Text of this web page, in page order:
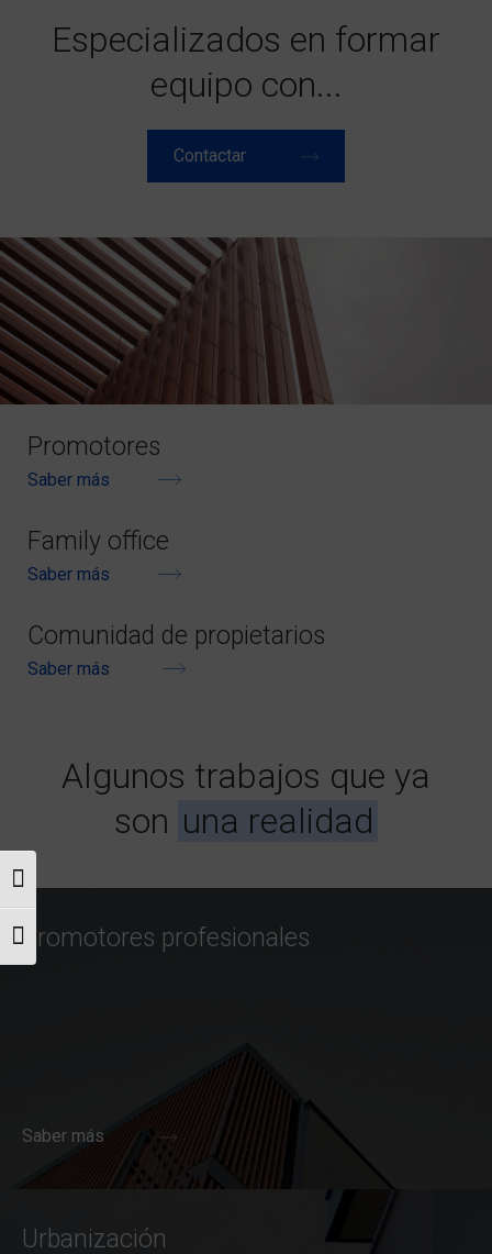
Alternar alto contraste
Alternar tamaño de letra
Especializados en formar
equipo con...
Contactar
Promotores
Saber más
Family office
Saber más
Comunidad de propietarios
Saber más
Algunos trabajos que ya
son una realidad
Promotores profesionales
Saber más
Urbanización